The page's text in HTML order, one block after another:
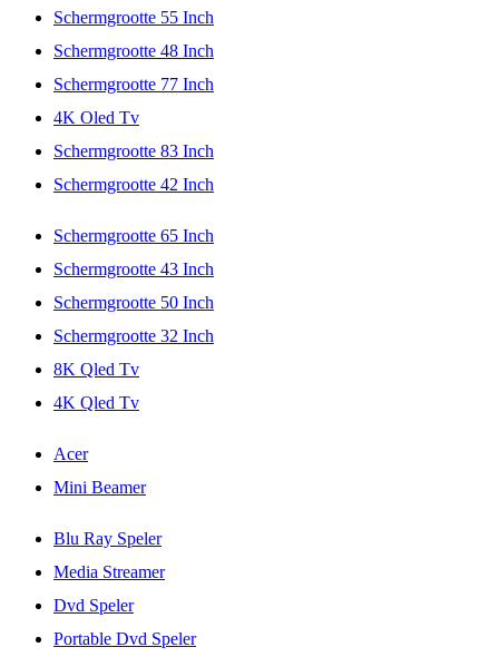
Schermgrootte 55 Inch
Schermgrootte 48 Inch
Schermgrootte 77 Inch
4K Oled Tv
Schermgrootte 83 Inch
Schermgrootte 42 Inch
Schermgrootte 65 Inch
Schermgrootte 43 Inch
Schermgrootte 50 Inch
Schermgrootte 32 Inch
8K Qled Tv
4K Qled Tv
Acer
Mini Beamer
Blu Ray Speler
Media Streamer
Dvd Speler
Portable Dvd Speler